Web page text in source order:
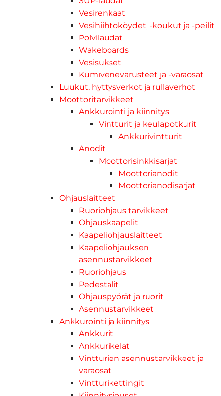
Vesirenkaat
Vesihiihtoköydet, -koukut ja -peilit
Polvilaudat
Wakeboards
Vesisukset
Kumivenevarusteet ja -varaosat
Luukut, hyttysverkot ja rullaverhot
Moottoritarvikkeet
Ankkurointi ja kiinnitys
Vintturit ja keulapotkurit
Ankkurivintturit
Anodit
Moottorisinkkisarjat
Moottorianodit
Moottorianodisarjat
Ohjauslaitteet
Ruoriohjaus tarvikkeet
Ohjauskaapelit
Kaapeliohjauslaitteet
Kaapeliohjauksen
asennustarvikkeet
Ruoriohjaus
Pedestalit
Ohjauspyörät ja ruorit
Asennustarvikkeet
Ankkurointi ja kiinnitys
Ankkurit
Ankkurikelat
Vintturien asennustarvikkeet ja
varaosat
Vintturikettingit